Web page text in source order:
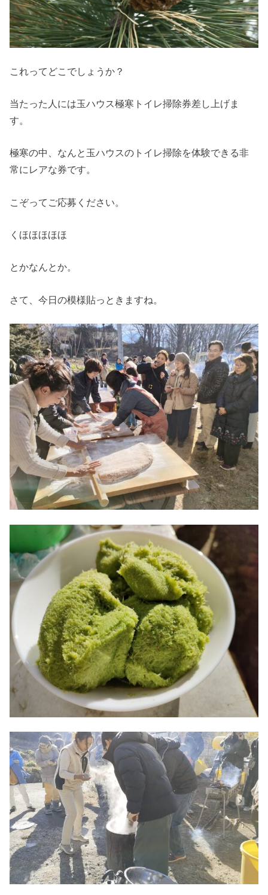
これってどこでしょうか？
当たった人には玉ハウス極寒トイレ掃除券差し上げま
す。
極寒の中、なんと玉ハウスのトイレ掃除を体験できる非
常にレアな券です。
こぞってご応募ください。
くほほほほほ
とかなんとか。
さて、今日の模様貼っときますね。